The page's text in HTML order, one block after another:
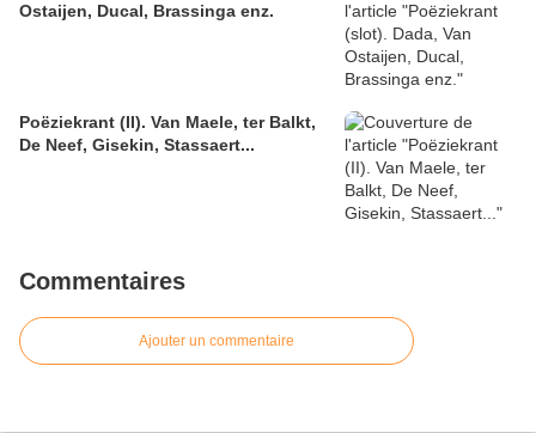
Ostaijen, Ducal, Brassinga enz.
Poëziekrant (II). Van Maele, ter Balkt,
De Neef, Gisekin, Stassaert...
Commentaires
Ajouter un commentaire